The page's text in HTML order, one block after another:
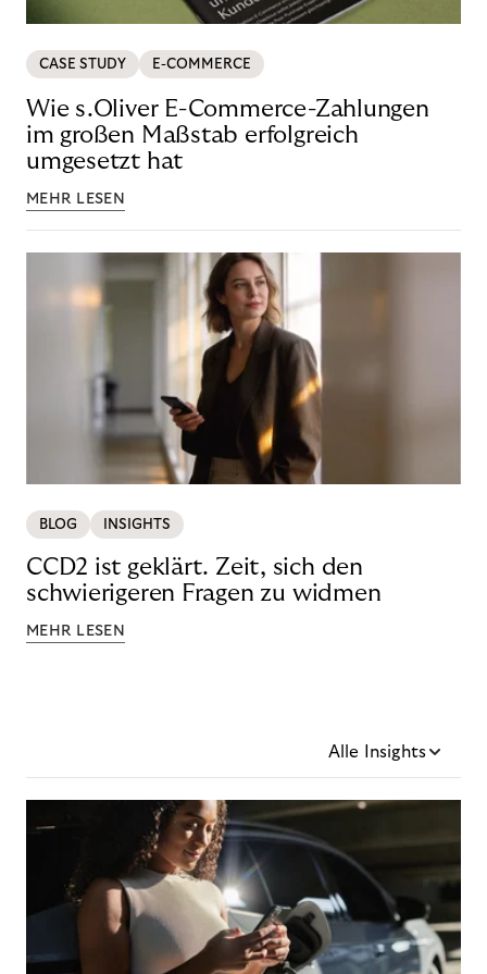
CASE STUDY E-COMMERCE
Wie s.Oliver E-Commerce-Zahlungen
im großen Maßstab erfolgreich
umgesetzt hat
MEHR LESEN
BLOG INSIGHTS
CCD2 ist geklärt. Zeit, sich den
schwierigeren Fragen zu widmen
MEHR LESEN
Alle Insights